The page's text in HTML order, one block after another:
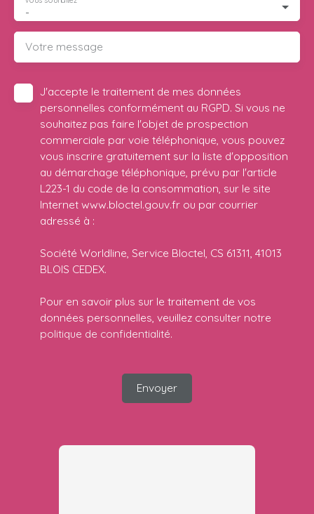
-
Votre message
J'accepte le traitement de mes données
personnelles conformément au RGPD. Si vous ne
souhaitez pas faire l'objet de prospection
commerciale par voie téléphonique, vous pouvez
vous inscrire gratuitement sur la liste d'opposition
au démarchage téléphonique, prévu par l'article
L223-1 du code de la consommation, sur le site
Internet www.bloctel.gouv.fr ou par courrier
adressé à :
Société Worldline, Service Bloctel, CS 61311, 41013
BLOIS CEDEX.
Pour en savoir plus sur le traitement de vos
données personnelles, veuillez consulter notre
politique de confidentialité.
Envoyer